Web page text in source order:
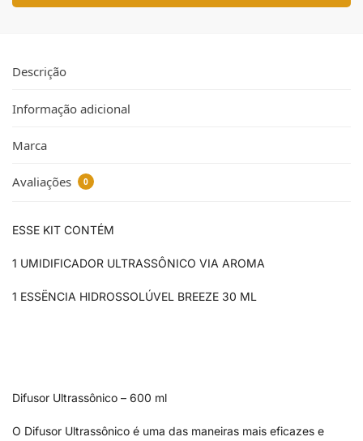
Descrição
Informação adicional
Marca
Avaliações 0
ESSE KIT CONTÉM
1 UMIDIFICADOR ULTRASSÔNICO VIA AROMA
1 ESSËNCIA HIDROSSOLÚVEL BREEZE 30 ML
Difusor Ultrassônico – 600 ml
O Difusor Ultrassônico é uma das maneiras mais eficazes e